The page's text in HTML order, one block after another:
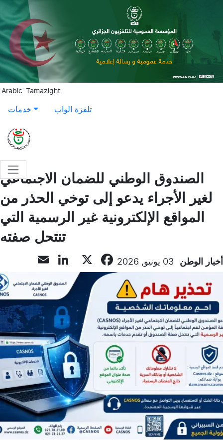
Aller au contenu principal
Arabic Tamazight
خدمات تلفزة الواب
الصندوق الوطني للضمان الاجتماعي
لغير الأجراء يدعو إلى توخي الحذر من
المواقع الإلكترونية غير الرسمية التي
تنتحل صفته
أخبار الوطن 03 يونيو, 2026 Facebook